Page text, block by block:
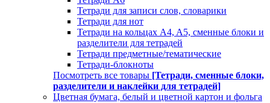
Тетради для записи слов, словарики
Тетради для нот
Тетради на кольцах A4, A5, сменные блоки и
разделители для тетрадей
Тетради предметные/тематические
Тетради-блокноты
Посмотреть все товары [Тетради, сменные блоки,
разделители и наклейки для тетрадей]
Цветная бумага, белый и цветной картон и фольга